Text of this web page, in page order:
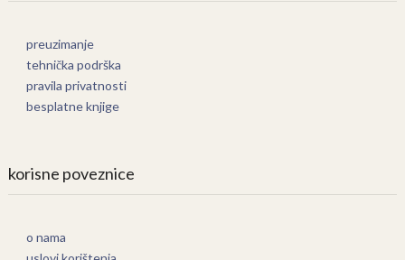
preuzimanje
tehnička podrška
pravila privatnosti
besplatne knjige
korisne poveznice
o nama